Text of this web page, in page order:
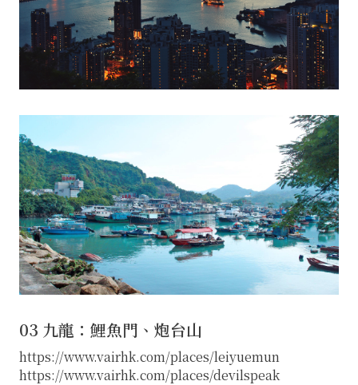
03 九龍：鯉魚門、炮台山
https://www.vairhk.com/places/leiyuemun
https://www.vairhk.com/places/devilspeak